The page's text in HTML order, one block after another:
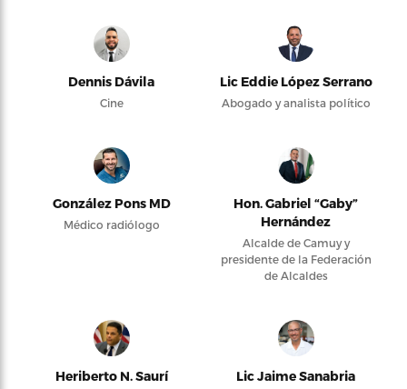
Dennis Dávila
Cine
Lic Eddie López Serrano
Abogado y analista político
González Pons MD
Médico radiólogo
Hon. Gabriel “Gaby”
Hernández
Alcalde de Camuy y
presidente de la Federación
de Alcaldes
Heriberto N. Saurí Lic Jaime Sanabria